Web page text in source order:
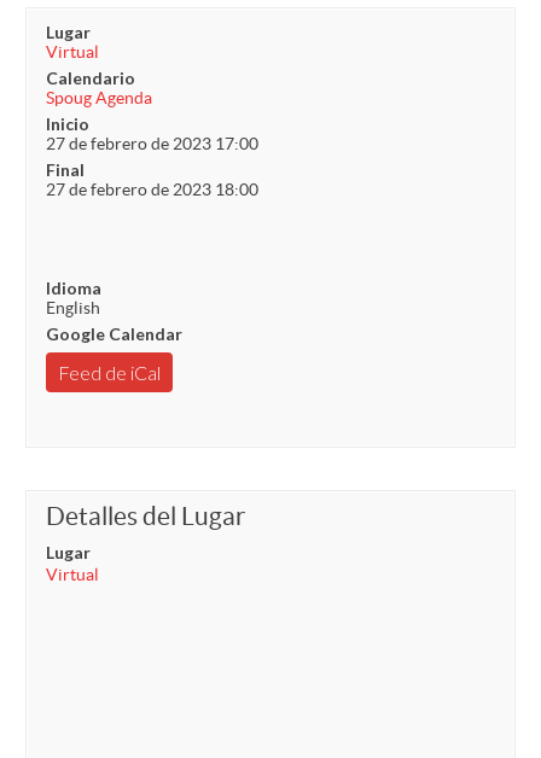
Lugar
Virtual
Calendario
Spoug Agenda
Inicio
27 de febrero de 2023 17:00
Final
27 de febrero de 2023 18:00
Idioma
English
Google Calendar
Feed de iCal
Detalles del Lugar
Lugar
Virtual